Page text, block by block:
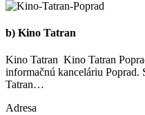
b) Kino Tatran
Kino Tatran Kino Tatran
informačnú kanceláriu Poprad.
Tatran…
Adresa